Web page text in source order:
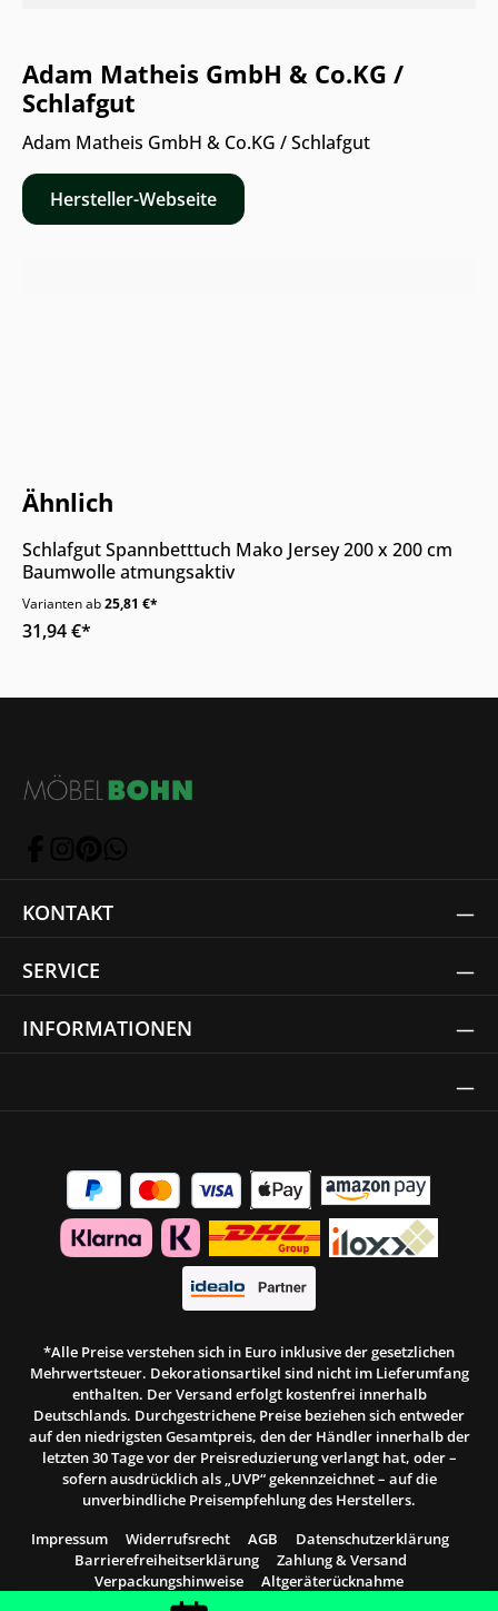
Adam Matheis GmbH & Co.KG /
Schlafgut
Adam Matheis GmbH & Co.KG / Schlafgut
Hersteller-Webseite
Ähnlich
Nur Online erhältlich
Schlafgut Spannbetttuch Mako Jersey 200 x 200 cm
Baumwolle atmungsaktiv
Varianten ab25,81 €*
31,94 €*
KONTAKT
SERVICE
INFORMATIONEN
*Alle Preise verstehen sich in Euro inklusive der gesetzlichen
Mehrwertsteuer. Dekorationsartikel sind nicht im Lieferumfang
enthalten. Der Versand erfolgt kostenfrei innerhalb
Deutschlands. Durchgestrichene Preise beziehen sich entweder
auf den niedrigsten Gesamtpreis, den der Händler innerhalb der
letzten 30 Tage vor der Preisreduzierung verlangt hat, oder –
sofern ausdrücklich als „UVP“ gekennzeichnet – auf die
unverbindliche Preisempfehlung des Herstellers.
Impressum Widerrufsrecht AGB
Datenschutzerklärung
Barrierefreiheitserklärung
Zahlung & Versand
Verpackungshinweise
Altgeräterücknahme